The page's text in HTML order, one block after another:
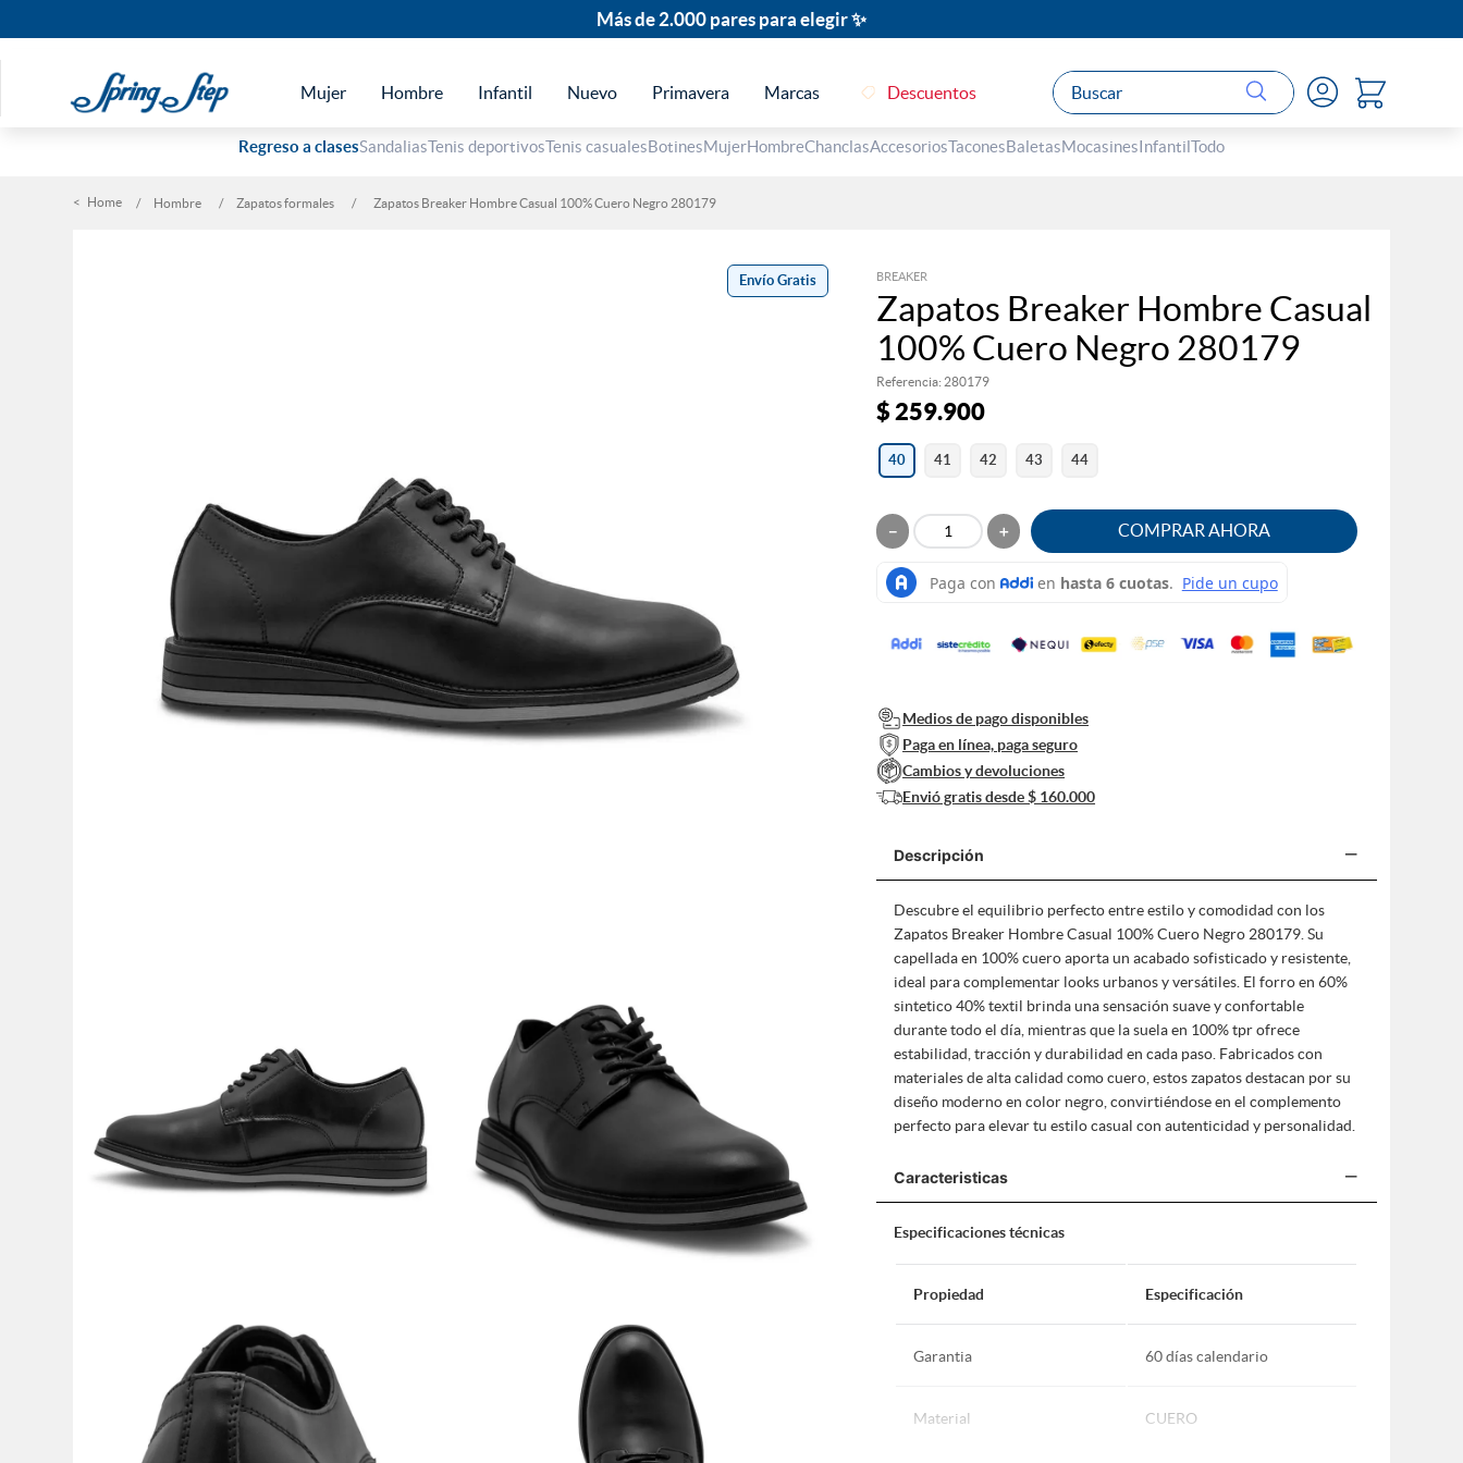
Más de 2.000 pares para elegir ✨
Mujer Hombre Infantil Nuevo Primavera Marcas Descuentos
Buscar
Regreso a clasesSandaliasTenis deportivosTenis casualesBotinesMujerHombreChanclasAccesoriosTaconesBaletasMocasinesInfantilTodo
Hombre Zapatos formales Zapatos Breaker Hombre Casual 100% Cuero Negro 280179
Envío Gratis BREAKER
Zapatos Breaker Hombre Casual
100% Cuero Negro 280179
Referencia: 280179
$259.900
40 41 42 43 44
＋
－
Medios de pago disponibles
Paga en línea, paga seguro
Cambios y devoluciones
Envió gratis desde $ 160.000
Descripción −
Descubre el equilibrio perfecto entre estilo y comodidad con los
Zapatos Breaker Hombre Casual 100% Cuero Negro 280179. Su
capellada en 100% cuero aporta un acabado sofisticado y resistente,
ideal para complementar looks urbanos y versátiles. El forro en 60%
sintetico 40% textil brinda una sensación suave y confortable
durante todo el día, mientras que la suela en 100% tpr ofrece
estabilidad, tracción y durabilidad en cada paso. Fabricados con
materiales de alta calidad como cuero, estos zapatos destacan por su
diseño moderno en color negro, convirtiéndose en el complemento
perfecto para elevar tu estilo casual con autenticidad y personalidad.
Caracteristicas −
Especificaciones técnicas
Propiedad Especificación
Garantia 60 días calendario
Material CUERO
TÉRMINOS MÁS BUSCADOS
2.
escolar